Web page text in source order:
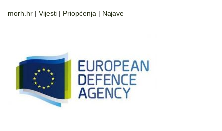
morh.hr | Vijesti | Priopćenja | Najave